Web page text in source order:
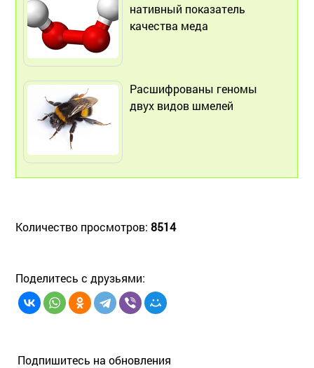
нативный показатель
качества меда
Расшифрованы геномы
двух видов шмелей
Количество просмотров: 8514
Поделитесь с друзьями:
Подпишитесь на обновления